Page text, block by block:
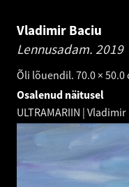
Vladimir Baciu
Lennusadam. 2019
Õli lõuendil. 70.0 × 50.0
Osalenud näitusel
ULTRAMARIIN |